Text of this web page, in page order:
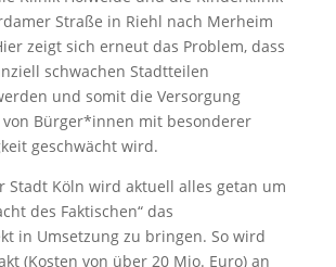
Straße in Riehl nach Merheim
zeigt sich erneut das Problem, dass
schwachen Stadtteilen
und somit die Versorgung
Bürger*innen mit besonderer
geschwächt wird.
Stadt Köln wird aktuell alles getan um
des Faktischen“ das
in Umsetzung zu bringen. So wird
(Kosten von über 20 Mio. Euro) an